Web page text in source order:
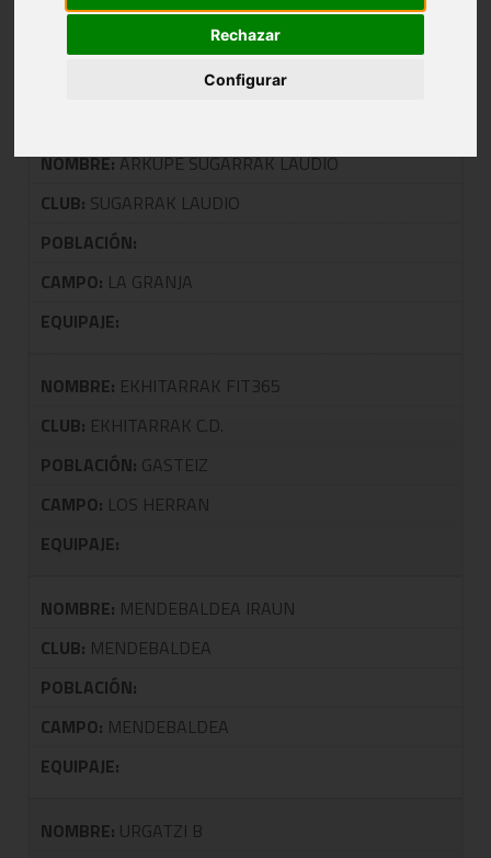
Rechazar
Configurar
POBLACIÓN:VITORIA
CAMPO:CORAZONISTAS
NOMBRE:ARKUPE SUGARRAK LAUDIO
CLUB: SUGARRAK LAUDIO
POBLACIÓN:
CAMPO: LA GRANJA
EQUIPAJE:
NOMBRE: EKHITARRAK FIT365
CLUB: EKHITARRAK C.D.
POBLACIÓN: GASTEIZ
CAMPO: LOS HERRAN
EQUIPAJE:
NOMBRE: MENDEBALDEA IRAUN
CLUB: MENDEBALDEA
POBLACIÓN:
CAMPO: MENDEBALDEA
EQUIPAJE:
NOMBRE: URGATZI B